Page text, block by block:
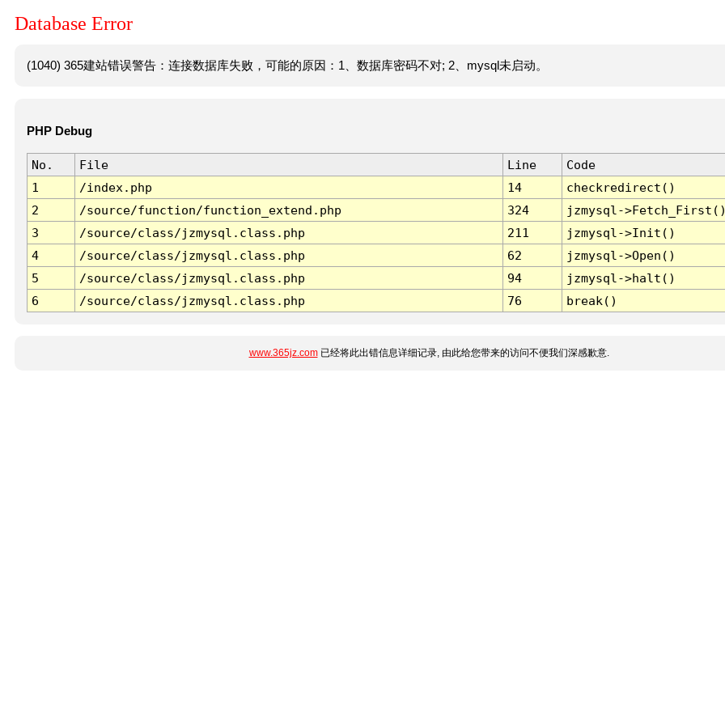
Database Error
(1040) 365建站错误警告：连接数据库失败，可能的原因：1、数据库密码不对; 2、mysql未启动。
PHP Debug
No. File Line
Code
1
/index.php 14
checkredirect()
2
/source/function/function_extend.php 324
jzmysql-
3
/source/class/jzmysql.class.php 211
jzmysql->Init()
4
/source/class/jzmysql.class.php 62
jzmysql->Open()
5
/source/class/jzmysql.class.php 94
jzmysql->halt()
6
/source/class/jzmysql.class.php 76 break()
www.365jz.com已经将此出错信息详细记录, 由此给您带来的访问不便我们深感歉意.